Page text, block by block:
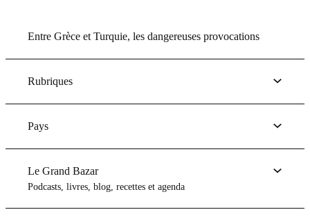
Entre Grèce et Turquie, les dangereuses provocations
Rubriques
Pays
Le Grand Bazar
Podcasts, livres, blog, recettes et agenda